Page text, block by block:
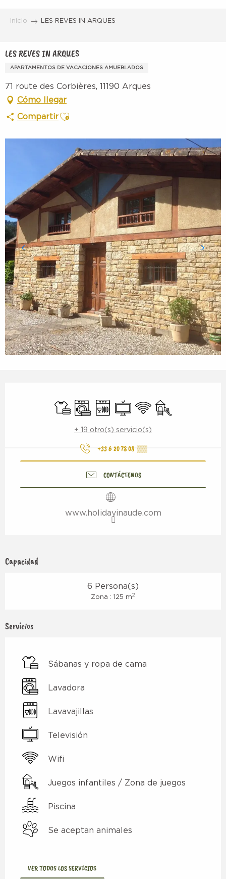
Inicio LES REVES IN ARQUES
LES REVES IN ARQUES
APARTAMENTOS DE VACACIONES AMUEBLADOS
71 route des Corbières, 11190 Arques
Cómo llegar
CompartirAjouter aux favoris
Sábanas y ropa de cama
LavadoraLavavajillas
Televisión
Wifi Juegos infantiles
+ 19 otro(s) servicio(s)
+33 6 20 78 08 ▒▒
CONTÁCTENOS
www.holidayinaude.com
Capacidad
6 Persona(s)
Zona : 125 m2
Servicios
Sábanas y ropa de cama
Lavadora
Lavavajillas
Televisión
Wifi
Juegos infantiles / Zona de juegos
Piscina
Se aceptan animales
VER TODOS LOS SERVICIOS